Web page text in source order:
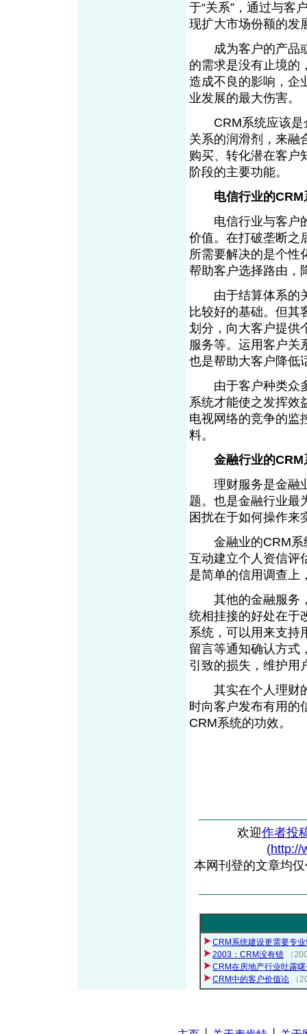
于“关系”，通过与客
现扩大市场份额的发
成为客户的产品或
的需求是没有止境的
造成不良的影响，企
业发展的最大伤害。
CRM系统应该是
关系的润滑剂，来融
购买、转化潜在客户
阶段的主要功能。
电信行业的CRM
电信行业与客户的
价值。在打破垄断之
所需要解决的是个性
帮助客户选择路由，
由于结算体系的关
比较好的基础。但其
划分，向大客户提供
服务等。运用客户关
也是帮助大客户降低
由于客户种类众多
系统才能使之发挥效
电视网络的竞争的监
料。
金融行业的CRM
理财服务是金融业
题。也是金融行业最
困扰在于如何操作来
金融业的CRM系
互动建立个人资信评
是简单的信用调查上
其他的金融服务，
统相挂接的好处在于
系统，可以用来支持
留言等通知确认方式
引致的损失，维护用
其实在个人理财的
时向客户发布有用的
CRM系统的功效。
欢迎作者投
(http://
本网刊登的文章均
CRM系统建设更需要专
2003：CRM没有错
（
CRM在房地产行业吐露
CRM中的客户价值论
（